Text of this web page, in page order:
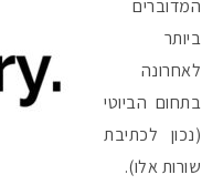
המדוברים
ביותר
לאחרונה
בתחום הביוטי
(נכון לכתיבת
שורות אלו).